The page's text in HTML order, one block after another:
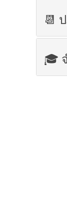
📆
🎓